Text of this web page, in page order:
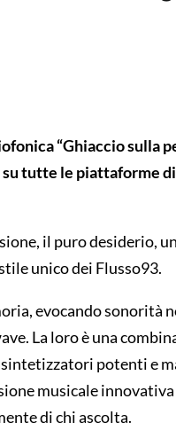
“Ghiaccio sulla
tutte le piattaforme
il puro desiderio,
unico dei Flusso93.
evocando sonorità
La loro è una
potenti e
musicale
di chi ascolta.